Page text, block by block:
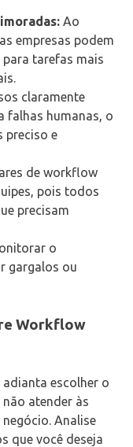
Ao
empresas podem
tarefas mais
claramente
falhas humanas, o
preciso e
de workflow
pois todos
precisam
o
gargalos ou
Workflow
adianta escolher o
atender às
Analise
que você deseja